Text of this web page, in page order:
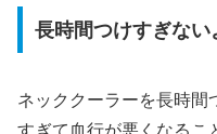
長時間つけすぎない
ネッククーラーを長時間
すぎて血行が悪くなるこ